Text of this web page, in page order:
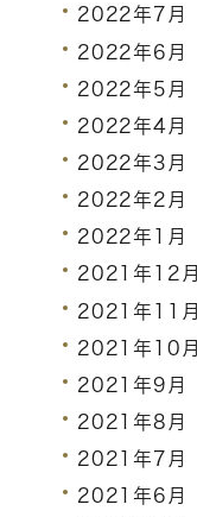
2022年7月
2022年6月
2022年5月
2022年4月
2022年3月
2022年2月
2022年1月
2021年12月
2021年11月
2021年10月
2021年9月
2021年8月
2021年7月
2021年6月